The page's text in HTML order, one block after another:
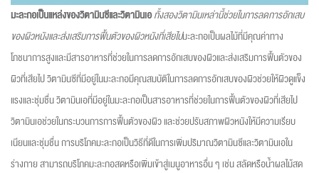
มะละกอเป็นแหล่งของวิตามินซีและวิตามินเอทั้งสองวิตามินเหล่านี้ช่วยในการลดการอักเสบ
ของผิวหนังและส่งเสริมการฟื้นตัวของผิวหนังที่เสียไปมะละกอเป็นผลไม้ที่มีคุณค่าทาง
โภชนาการสูงและมีสารอาหารที่ช่วยในการลดการอักเสบของผิวและส่งเสริมการฟื้นตัวของ
ผิวที่เสียไป วิตามินซีที่มีอยู่ในมะละกอมีคุณสมบัติในการลดการอักเสบของผิวช่วยให้ผิวดูแข็ง
แรงและชุ่มชื่น วิตามินเอที่มีอยู่ในมะละกอเป็นสารอาหารที่ช่วยในการฟื้นตัวของผิวที่เสียไป
วิตามินเอช่วยในกระบวนการการฟื้นตัวของผิว และช่วยปรับสภาพผิวหนังให้มีความเรียบ
เนียนและชุ่มชื่น การบริโภคมะละกอเป็นวิธีที่ดีในการเพิ่มปริมาณวิตามินซีและวิตามินเอใน
ร่างกาย สามารถบริโภคมะละกอสดหรือเพิ่มเข้าสู่เมนูอาหารอื่น ๆ เช่น สลัดหรือน้ำผลไม้สด